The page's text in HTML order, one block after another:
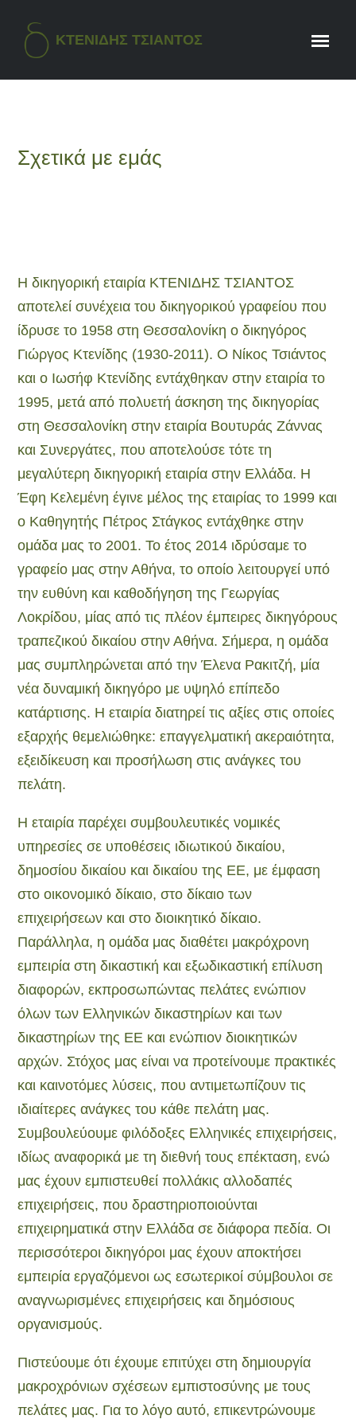
ΚΤΕΝΙΔΗΣ ΤΣΙΑΝΤΟΣ
Σχετικά με εμάς
Η δικηγορική εταιρία ΚΤΕΝΙΔΗΣ ΤΣΙΑΝΤΟΣ
αποτελεί συνέχεια του δικηγορικού γραφείου που
ίδρυσε το 1958 στη Θεσσαλονίκη ο δικηγόρος
Γιώργος Κτενίδης (1930-2011). Ο Νίκος Τσιάντος
και ο Ιωσήφ Κτενίδης εντάχθηκαν στην εταιρία το
1995, μετά από πολυετή άσκηση της δικηγορίας
στη Θεσσαλονίκη στην εταιρία Βουτυράς Ζάννας
και Συνεργάτες, που αποτελούσε τότε τη
μεγαλύτερη δικηγορική εταιρία στην Ελλάδα. Η
Έφη Κελεμένη έγινε μέλος της εταιρίας το 1999 και
ο Καθηγητής Πέτρος Στάγκος εντάχθηκε στην
ομάδα μας το 2001. Το έτος 2014 ιδρύσαμε το
γραφείο μας στην Αθήνα, το οποίο λειτουργεί υπό
την ευθύνη και καθοδήγηση της Γεωργίας
Λοκρίδου, μίας από τις πλέον έμπειρες δικηγόρους
τραπεζικού δικαίου στην Αθήνα. Σήμερα, η ομάδα
μας συμπληρώνεται από την Έλενα Ρακιτζή, μία
νέα δυναμική δικηγόρο με υψηλό επίπεδο
κατάρτισης. Η εταιρία διατηρεί τις αξίες στις οποίες
εξαρχής θεμελιώθηκε: επαγγελματική ακεραιότητα,
εξειδίκευση και προσήλωση στις ανάγκες του
πελάτη.
Η εταιρία παρέχει συμβουλευτικές νομικές
υπηρεσίες σε υποθέσεις ιδιωτικού δικαίου,
δημοσίου δικαίου και δικαίου της ΕΕ, με έμφαση
στο οικονομικό δίκαιο, στο δίκαιο των
επιχειρήσεων και στο διοικητικό δίκαιο.
Παράλληλα, η ομάδα μας διαθέτει μακρόχρονη
εμπειρία στη δικαστική και εξωδικαστική επίλυση
διαφορών, εκπροσωπώντας πελάτες ενώπιον
όλων των Ελληνικών δικαστηρίων και των
δικαστηρίων της ΕΕ και ενώπιον διοικητικών
αρχών. Στόχος μας είναι να προτείνουμε πρακτικές
και καινοτόμες λύσεις, που αντιμετωπίζουν τις
ιδιαίτερες ανάγκες του κάθε πελάτη μας.
Συμβουλεύουμε φιλόδοξες Ελληνικές επιχειρήσεις,
ιδίως αναφορικά με τη διεθνή τους επέκταση, ενώ
μας έχουν εμπιστευθεί πολλάκις αλλοδαπές
επιχειρήσεις, που δραστηριοποιούνται
επιχειρηματικά στην Ελλάδα σε διάφορα πεδία. Οι
περισσότεροι δικηγόροι μας έχουν αποκτήσει
εμπειρία εργαζόμενοι ως εσωτερικοί σύμβουλοι σε
αναγνωρισμένες επιχειρήσεις και δημόσιους
οργανισμούς.
Πιστεύουμε ότι έχουμε επιτύχει στη δημιουργία
μακροχρόνιων σχέσεων εμπιστοσύνης με τους
πελάτες μας. Για το λόγο αυτό, επικεντρώνουμε